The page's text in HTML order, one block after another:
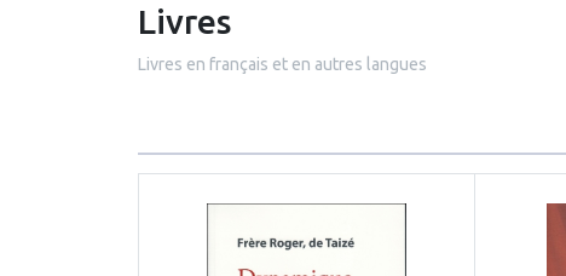
Livres
Livres en français et en autres langues